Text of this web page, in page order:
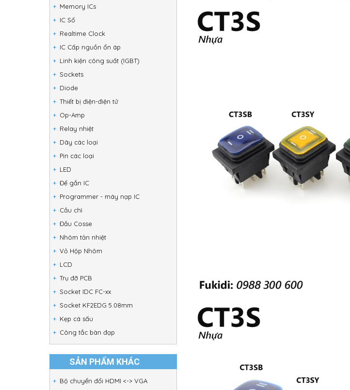
Memory ICs
IC Số
Realtime Clock
IC Cấp nguồn ổn áp
Linh kiện công suất (IGBT)
Sockets
Diode
Thiết bị điện-điện tử
Op-Amp
Relay nhiệt
Dây các loại
Pin các loại
LED
Đế gắn IC
Programmer - máy nạp IC
Cầu chì
Đầu Cosse
Nhôm tản nhiệt
Vỏ Hộp Nhôm
LCD
Trụ đỡ PCB
Socket IDC FC-xx
Socket KF2EDG 5.08mm
Kẹp cá sấu
Công tắc bàn đạp
SẢN PHẨM KHÁC
Bộ chuyển đổi HDMI <-> VGA